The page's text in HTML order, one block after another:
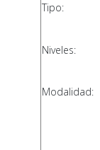
Tipo:
Niveles:
Modalidad: